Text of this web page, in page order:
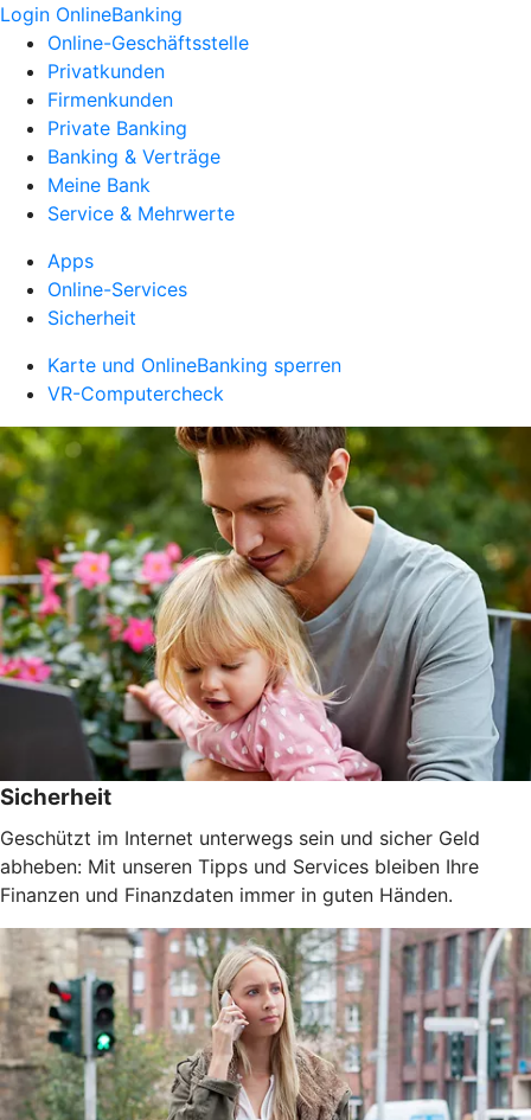
Login OnlineBanking
Online-Geschäftsstelle
Privatkunden
Firmenkunden
Private Banking
Banking & Verträge
Meine Bank
Service & Mehrwerte
Apps
Online-Services
Sicherheit
Karte und OnlineBanking sperren
VR-Computercheck
Sicherheit
Geschützt im Internet unterwegs sein und sicher Geld
abheben: Mit unseren Tipps und Services bleiben Ihre
Finanzen und Finanzdaten immer in guten Händen.